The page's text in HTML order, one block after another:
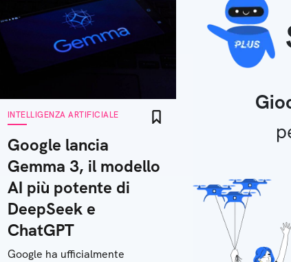
INTELLIGENZA ARTIFICIALE
Google lancia
Gemma 3, il modello
AI più potente di
DeepSeek e
ChatGPT
Google ha ufficialmente